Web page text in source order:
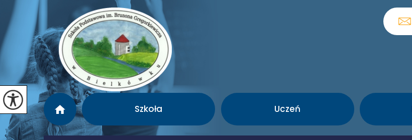
Szkoła Uczeń